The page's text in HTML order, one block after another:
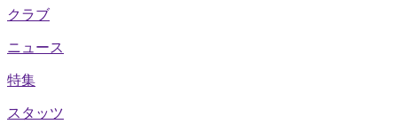
クラブ
ニュース
特集
スタッツ